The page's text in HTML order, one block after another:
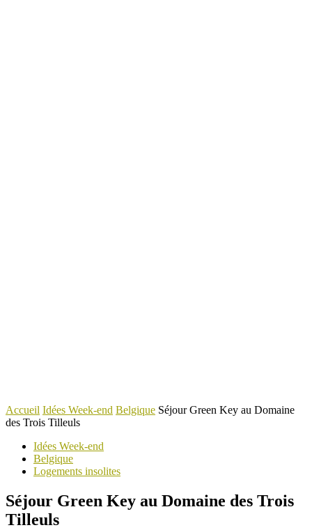
Accueil Idées Week-end Belgique Séjour Green Key au Domaine
des Trois Tilleuls
Idées Week-end
Belgique
Logements insolites
Séjour Green Key au Domaine des Trois
Tilleuls